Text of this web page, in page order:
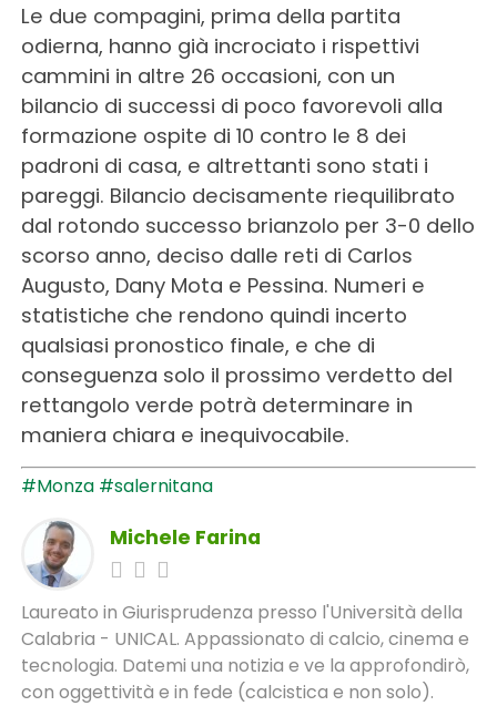
Le due compagini, prima della partita
odierna, hanno già incrociato i rispettivi
cammini in altre 26 occasioni, con un
bilancio di successi di poco favorevoli alla
formazione ospite di 10 contro le 8 dei
padroni di casa, e altrettanti sono stati i
pareggi. Bilancio decisamente riequilibrato
dal rotondo successo brianzolo per 3-0 dello
scorso anno, deciso dalle reti di Carlos
Augusto, Dany Mota e Pessina. Numeri e
statistiche che rendono quindi incerto
qualsiasi pronostico finale, e che di
conseguenza solo il prossimo verdetto del
rettangolo verde potrà determinare in
maniera chiara e inequivocabile.
#Monza #salernitana
Michele Farina
Laureato in Giurisprudenza presso l'Università della
Calabria - UNICAL. Appassionato di calcio, cinema e
tecnologia. Datemi una notizia e ve la approfondirò,
con oggettività e in fede (calcistica e non solo).